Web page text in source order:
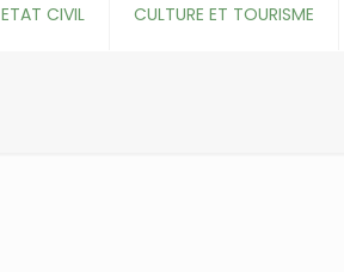
ETAT CIVIL CULTURE ET TOURISME